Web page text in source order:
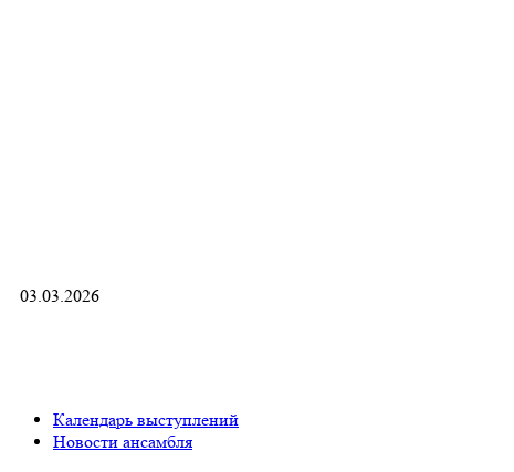
03.03.2026
Календарь выступлений
Новости ансамбля